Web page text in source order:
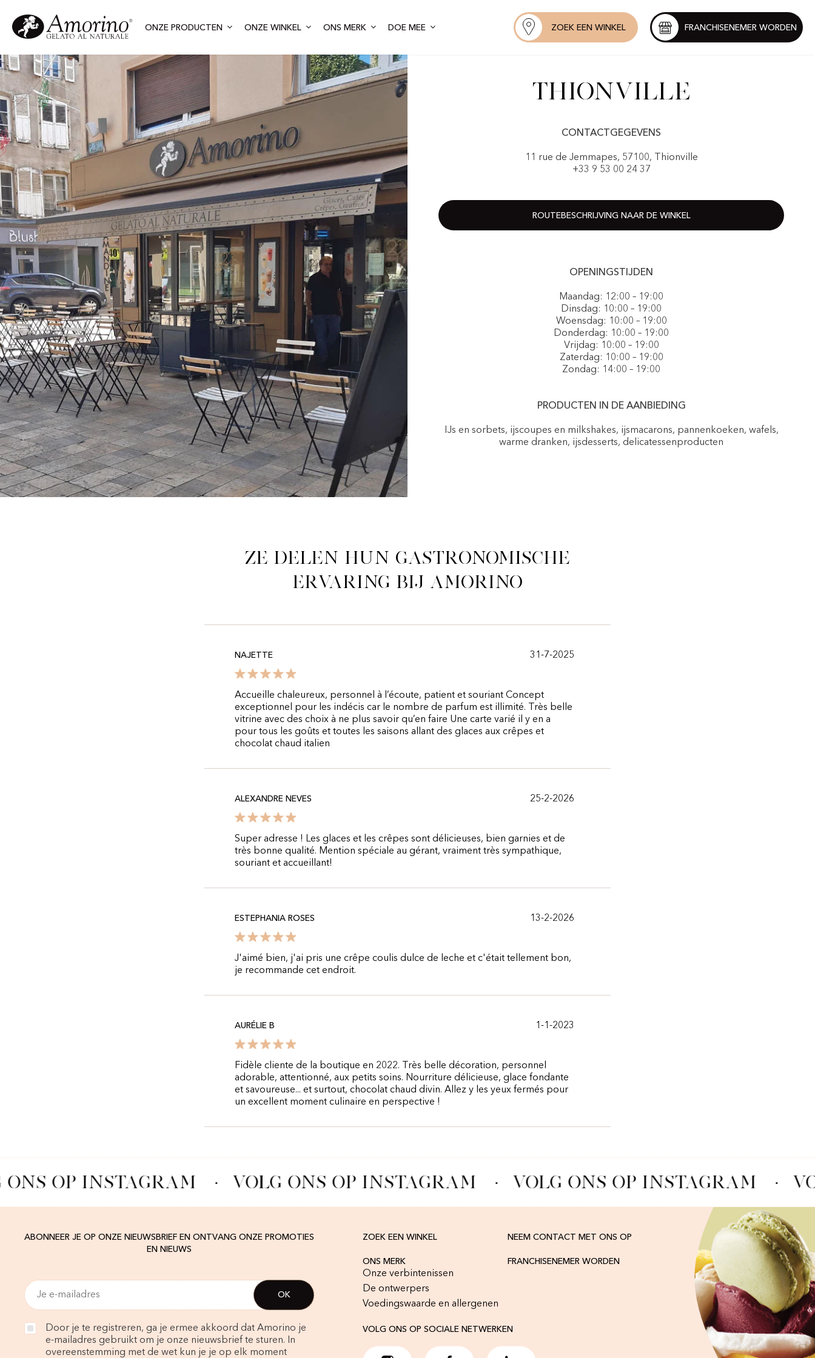
ONZE PRODUCTEN ONZE WINKEL ONS MERK DOE MEE ZOEK EEN WINKEL FRANCHISENEMER WORDEN
Thionville
CONTACTGEGEVENS
11 rue de Jemmapes, 57100, Thionville
+33 9 53 00 24 37
ROUTEBESCHRIJVING NAAR DE WINKEL
OPENINGSTIJDEN
Maandag: 12:00 – 19:00
Dinsdag: 10:00 – 19:00
Woensdag: 10:00 – 19:00
Donderdag: 10:00 – 19:00
Vrijdag: 10:00 – 19:00
Zaterdag: 10:00 – 19:00
Zondag: 14:00 – 19:00
PRODUCTEN IN DE AANBIEDING
IJs en sorbets, ijscoupes en milkshakes, ijsmacarons, pannenkoeken, wafels,
warme dranken, ijsdesserts, delicatessenproducten
Ze delen hun gastronomische
ervaring bij Amorino
NAJETTE 31-7-2025
Accueille chaleureux, personnel à l’écoute, patient et souriant Concept
exceptionnel pour les indécis car le nombre de parfum est illimité. Très belle
vitrine avec des choix à ne plus savoir qu’en faire Une carte varié il y en a
pour tous les goûts et toutes les saisons allant des glaces aux crêpes et
chocolat chaud italien
ALEXANDRE NEVES 25-2-2026
Super adresse ! Les glaces et les crêpes sont délicieuses, bien garnies et de
très bonne qualité. Mention spéciale au gérant, vraiment très sympathique,
souriant et accueillant!
ESTEPHANIA ROSES 13-2-2026
J'aimé bien, j'ai pris une crêpe coulis dulce de leche et c'était tellement bon,
je recommande cet endroit.
AURÉLIE B 1-1-2023
Fidèle cliente de la boutique en 2022. Très belle décoration, personnel
adorable, attentionné, aux petits soins. Nourriture délicieuse, glace fondante
et savoureuse... et surtout, chocolat chaud divin. Allez y les yeux fermés pour
un excellent moment culinaire en perspective !
OP INSTAGRAM VOLG ONS OP INSTAGRAM VOLG ONS OP INSTAGRAM
ABONNEER JE OP ONZE NIEUWSBRIEF EN ONTVANG ONZE PROMOTIES
EN NIEUWS
Door je te registreren, ga je ermee akkoord dat Amorino je
e-mailadres gebruikt om je onze nieuwsbrief te sturen. In
overeenstemming met de wet kun je je op elk moment
ZOEK EEN WINKEL NEEM CONTACT MET ONS OP
ONS MERK
Onze verbintenissen
De ontwerpers
Voedingswaarde en allergenen
FRANCHISENEMER WORDEN
VOLG ONS OP SOCIALE NETWERKEN